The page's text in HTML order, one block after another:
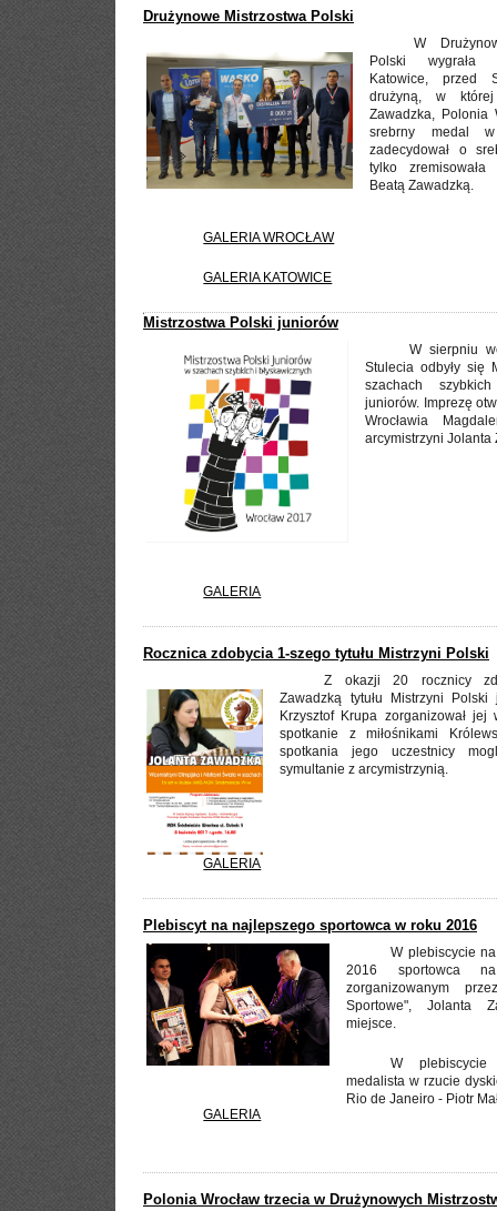
Drużynowe Mistrzostwa Polski
GALERIA WROCŁAW
GALERIA KATOWICE
W
Polski wygrała
Katowice, przed
drużyną, w której
Zawadzka, Polonia
srebrny medal
zadecydował o
tylko
Beatą Zawadzką.
Mistrzostwa Polski juniorów
GALERIA
W sierpniu
Stulecia odbyły się
szachach
juniorów. Imprezę
Wrocławia
arcymistrzyni Jolanta
Rocznica zdobycia 1-szego tytułu Mistrzyni Polski
GALERIA
Z okazji 20 rocznicy
Zawadzką tytułu Mistrzyni
Krzysztof Krupa zorganizował jej
spotkanie z miłośnikami
spotkania jego uczestnicy
symultanie z arcymistrzynią.
Plebiscyt na najlepszego sportowca w roku 2016
GALERIA
W plebiscycie
2016 sportowca
zorganizowanym
Sportowe", Jolanta
miejsce.
W plebiscycie
medalista w rzucie
Rio de Janeiro - Piotr
Polonia Wrocław trzecia w Drużynowych